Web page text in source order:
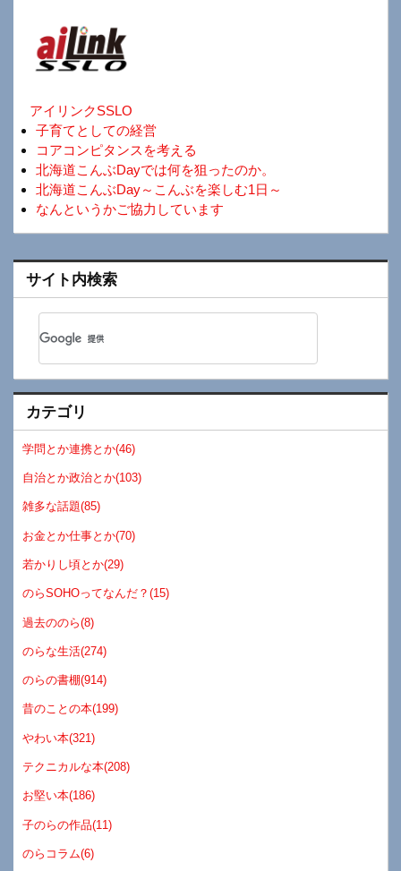
アイリンクSSLO
子育てとしての経営
コアコンピタンスを考える
北海道こんぶDayでは何を狙ったのか。
北海道こんぶDay～こんぶを楽しむ1日～
なんというかご協力しています
サイト内検索
カテゴリ
学問とか連携とか(46)
自治とか政治とか(103)
雑多な話題(85)
お金とか仕事とか(70)
若かりし頃とか(29)
のらSOHOってなんだ？(15)
過去ののら(8)
のらな生活(274)
のらの書棚(914)
昔のことの本(199)
やわい本(321)
テクニカルな本(208)
お堅い本(186)
子のらの作品(11)
のらコラム(6)